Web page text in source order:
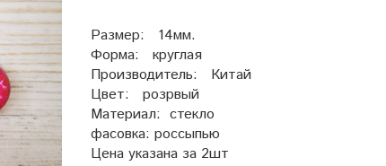
Размер: 14мм.
Форма: круглая
Производитель: Китай
Цвет: розрвый
Материал: стекло
фасовка: россыпью
Цена указана за 2шт